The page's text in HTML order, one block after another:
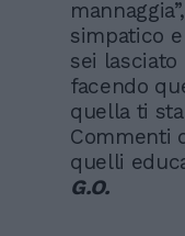
simpatico
sei lasciato
facendo
quella ti
Commenti
quelli
G.O.